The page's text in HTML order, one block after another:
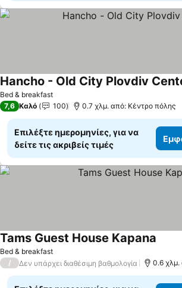
Bed & breakfast
Hancho - Old City Plovdiv
7,6 Καλό 100 0.7 χλμ. από: Κέντρο πόλης
Επιλέξτε ημερομηνίες, για να
δείτε τις ακριβείς τιμές
Bed & breakfast
Tams Guest House Kapana
/ Δεν υπάρχει διαθέσιμη βαθμολογία 0.6 χλμ.